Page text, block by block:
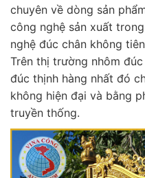
chuyên về dòng sản
công nghệ sản xuất
nghệ đúc chân không
Trên thị trường nhôm
đúc thịnh hàng nhất đó
không hiện đại và bằng
truyền thống.